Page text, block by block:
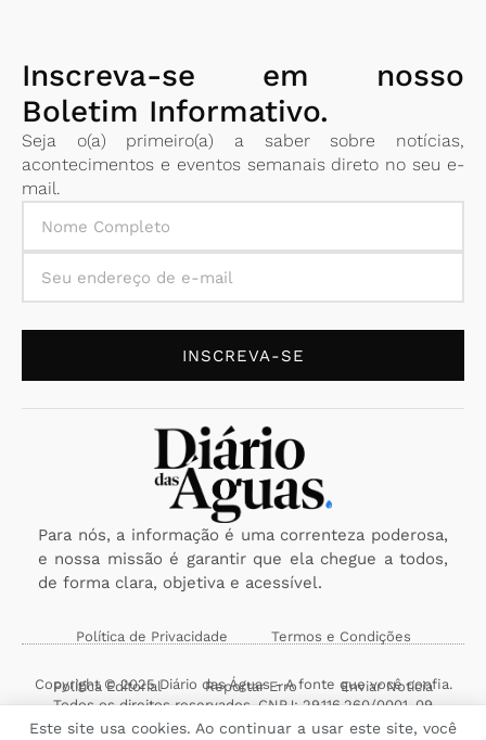
Inscreva-se em nosso
Boletim Informativo.
Seja o(a) primeiro(a) a saber sobre notícias,
acontecimentos e eventos semanais direto no seu e-
mail.
INSCREVA-SE
Para nós, a informação é uma correnteza poderosa,
e nossa missão é garantir que ela chegue a todos,
de forma clara, objetiva e acessível.
Política de Privacidade Termos e Condições
Política Editorial Reportar Erro Enviar Notícia
Copyright © 2025 Diário das Águas - A fonte que você confia.
Todos os direitos reservados. CNPJ: 29.116.260/0001-09
Este site usa cookies. Ao continuar a usar este site, você